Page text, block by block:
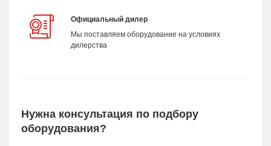
Официальный дилер
Мы поставляем оборудование на условиях
дилерства
Нужна консультация по подбору
оборудования?